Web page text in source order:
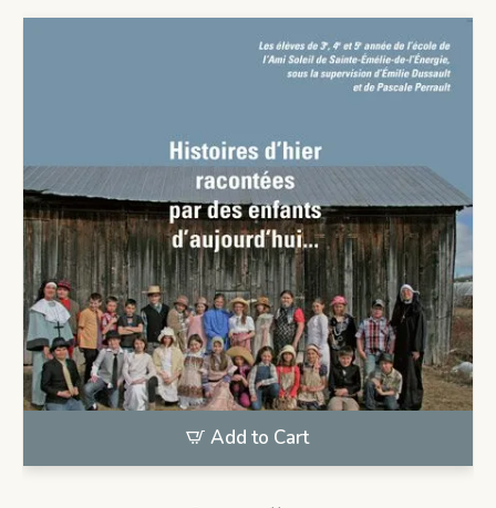
Add to Cart